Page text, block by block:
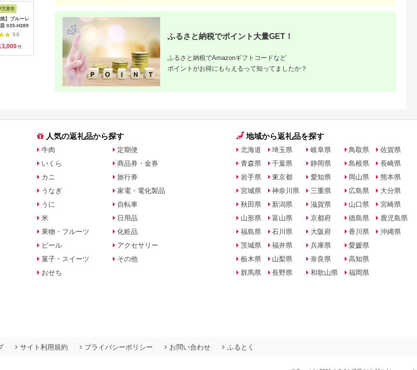
ス
万里市
焼】ブルーレ
035-H389
5.0
円
【ふるさと納税】［沖
縄の海塩］ぬちまーす
顆粒（250g）×2袋セ
ット 【ぬちまーす】
食塩 塩 調味料 食卓塩
顆粒 シーソルト 人気
返礼品 海塩 沖縄 うる
ま市 果報バンタ
5.0
12,000
【ふるさと納税】 い
わて短角和牛 ハンバ
14,000 円
ット [海の駅 ほそしま
宮崎県 日向市
り身 詰め合わせ
5.0
焼きうに 80g×2、5、
10、30個セット_ 焼
ず おつまみ 酒の肴 ご
はんのお供 惣菜 魚介
海産物 岩手県 宮古市
不可地域：離島】
5.0
くだもの ドラフルー
ふるさと納税でポイント大量GET！
ふるさと納税でAmazonギフトコードなど
ポイントがお得にもらえるって知ってましたか？
人気の返礼品から探す
牛肉
いくら
カニ
うなぎ
うに
米
果物・フルーツ
ビール
菓子・スイーツ
おせち
定期便
商品券・金券
旅行券
家電・電化製品
自転車
日用品
化粧品
アクセサリー
その他
地域から返礼品を探す
北海道
青森県
岩手県
宮城県
秋田県
山形県
福島県
茨城県
栃木県
群馬県
埼玉県
千葉県
東京都
神奈川県
新潟県
富山県
石川県
福井県
山梨県
長野県
岐阜県
静岡県
愛知県
三重県
滋賀県
京都府
大阪府
兵庫県
奈良県
和歌山県
鳥取県
島根県
岡山県
広島県
山口県
徳島県
香川県
愛媛県
高知県
福岡県
佐賀県
長崎県
熊本県
大分県
宮崎県
鹿児島県
沖縄県
サイト利用規約 プライバシーポリシー お問い合わせ ふるとく